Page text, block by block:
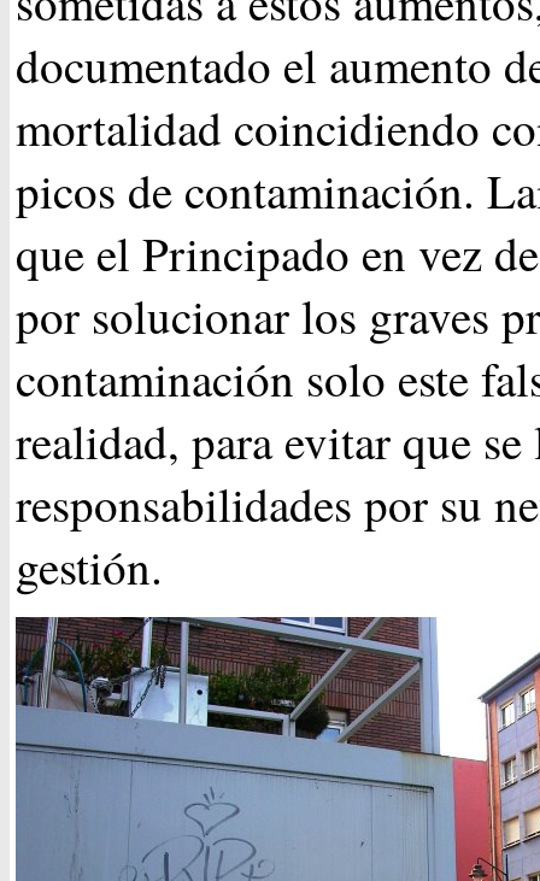
documentado el aumento
mortalidad coincidiendo
picos de contaminación.
que el Principado en vez
por solucionar los graves
contaminación solo este
realidad, para evitar que
responsabilidades por su
gestión.